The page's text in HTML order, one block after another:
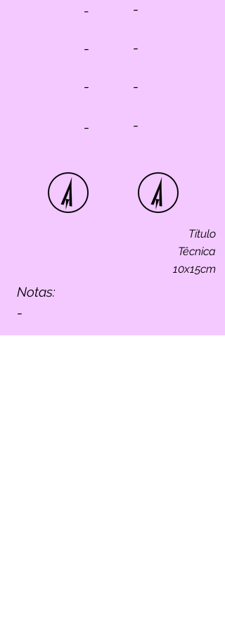
- -
- -
- -
- -
Título
Têcnica
10x15cm
Notas:
-